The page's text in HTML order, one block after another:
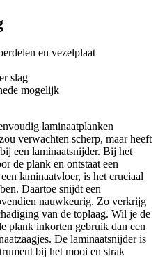
en vezelplaat
slag
mogelijk
laminaatplanken
verwachten scherp, maar heeft
een laminaatsnijder. Bij het
de plank en ontstaat een
laminaatvloer, is het cruciaal
Daartoe snijdt een
nauwkeurig. Zo verkrijg
van de toplaag. Wil je de
plank inkorten gebruik dan een
De laminaatsnijder is
bij het mooi en strak